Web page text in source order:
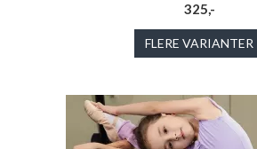
325,-
FLERE VARIANTER